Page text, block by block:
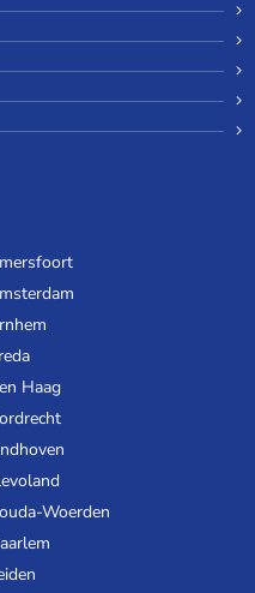
Haag
Woerden